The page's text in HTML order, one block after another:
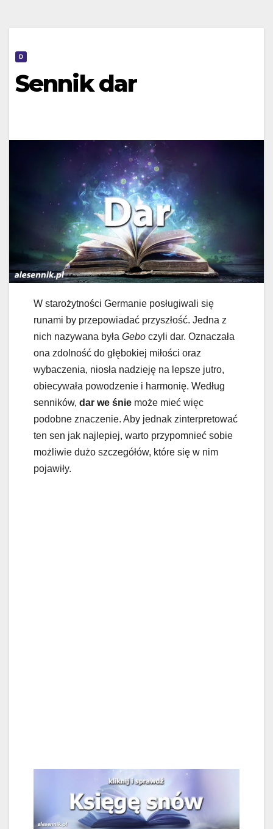
D
Sennik dar
W starożytności Germanie posługiwali się
runami by przepowiadać przyszłość. Jedna z
nich nazywana była Gebo czyli dar. Oznaczała
ona zdolność do głębokiej miłości oraz
wybaczenia, niosła nadzieję na lepsze jutro,
obiecywała powodzenie i harmonię. Według
senników, dar we śnie może mieć więc
podobne znaczenie. Aby jednak zinterpretować
ten sen jak najlepiej, warto przypomnieć sobie
możliwie dużo szczegółów, które się w nim
pojawiły.